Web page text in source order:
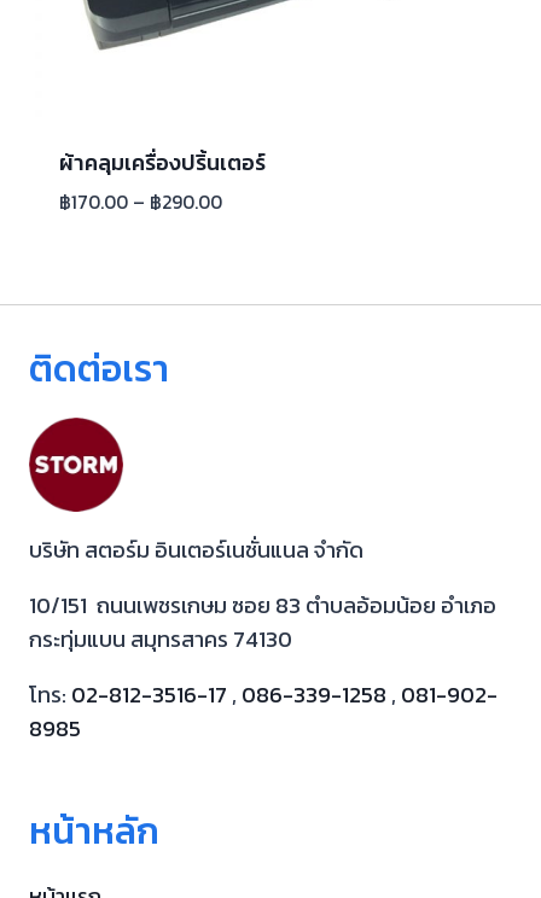
ผ้าคลุมเครื่องปริ้นเตอร์
฿170.00 – ฿290.00
ติดต่อเรา
บริษัท สตอร์ม อินเตอร์เนชั่นแนล จำกัด
10/151 ถนนเพชรเกษม ซอย 83 ตำบลอ้อมน้อย อำเภอ
กระทุ่มแบน สมุทรสาคร 74130
โทร: 02-812-3516-17 , 086-339-1258 , 081-902-
8985
หน้าหลัก